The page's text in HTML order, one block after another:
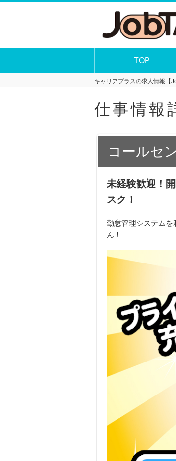
TOP
キャリアプラスの求人情報【
仕事情報
コールセ
未経験歓迎！
スク！
勤怠管理システムを
ん！